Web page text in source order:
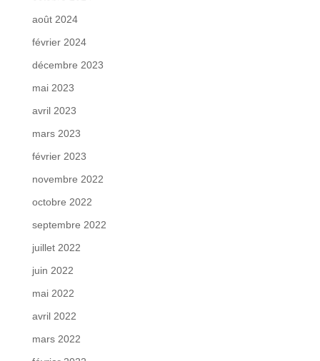
août 2024
février 2024
décembre 2023
mai 2023
avril 2023
mars 2023
février 2023
novembre 2022
octobre 2022
septembre 2022
juillet 2022
juin 2022
mai 2022
avril 2022
mars 2022